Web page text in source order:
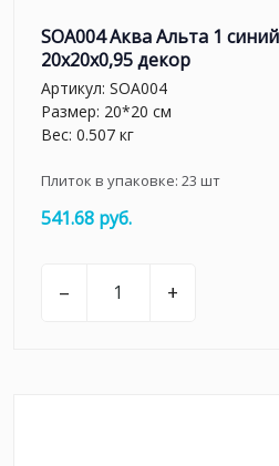
SOA004 Аква Альта 1
20x20x0,95 декор
Артикул: SOA004
Размер: 20*20 см
Вес: 0.507 кг
Плиток в упаковке: 23 шт
541.68 руб.
– +